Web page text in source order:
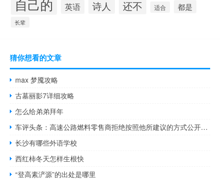
自己的 英语 诗人 还不 适合 都是
长辈
猜你想看的文章
max 梦魇攻略
古墓丽影7详细攻略
怎么给弟弟拜年
车评头条：高速公路燃料零售商拒绝按照他所建议的方式公开提供其实时价格数据
长沙有哪些外语学校
西红柿冬天怎样生根快
“登高素浐源”的出处是哪里